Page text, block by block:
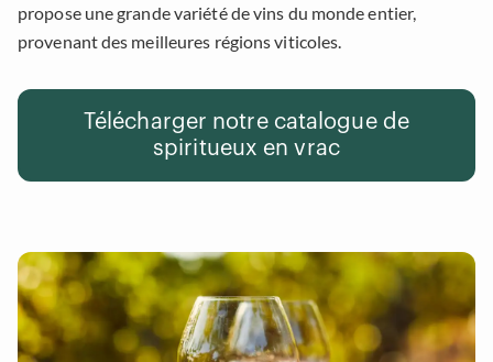
propose une grande variété de vins du monde entier,
provenant des meilleures régions viticoles.
Télécharger notre catalogue de
spiritueux en vrac